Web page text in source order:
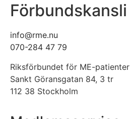
Förbundskansli
info@rme.nu
070-284 47 79
Riksförbundet för ME-patienter
Sankt Göransgatan 84, 3 tr
112 38 Stockholm